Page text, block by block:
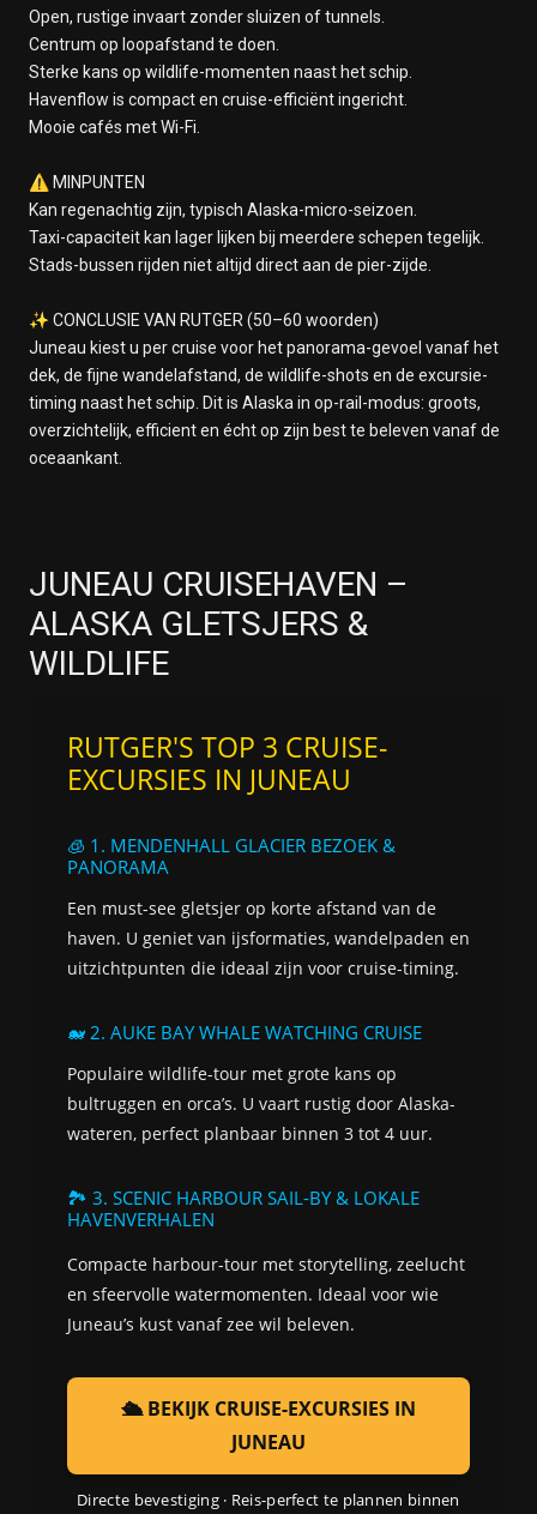
Open, rustige invaart zonder sluizen of tunnels.
Centrum op loopafstand te doen.
Sterke kans op wildlife-momenten naast het schip.
Havenflow is compact en cruise-efficiënt ingericht.
Mooie cafés met Wi-Fi.
⚠️ MINPUNTEN
Kan regenachtig zijn, typisch Alaska-micro-seizoen.
Taxi-capaciteit kan lager lijken bij meerdere schepen tegelijk.
Stads-bussen rijden niet altijd direct aan de pier-zijde.
✨ CONCLUSIE VAN RUTGER (50–60 woorden)
Juneau kiest u per cruise voor het panorama-gevoel vanaf het
dek, de fijne wandelafstand, de wildlife-shots en de excursie-
timing naast het schip. Dit is Alaska in op-rail-modus: groots,
overzichtelijk, efficient en écht op zijn best te beleven vanaf de
oceaankant.
JUNEAU CRUISEHAVEN –
ALASKA GLETSJERS &
WILDLIFE
RUTGER'S TOP 3 CRUISE-
EXCURSIES IN JUNEAU
🧊 1. MENDENHALL GLACIER BEZOEK &
PANORAMA
Een must-see gletsjer op korte afstand van de
haven. U geniet van ijsformaties, wandelpaden en
uitzichtpunten die ideaal zijn voor cruise-timing.
🐋 2. AUKE BAY WHALE WATCHING CRUISE
Populaire wildlife-tour met grote kans op
bultruggen en orca’s. U vaart rustig door Alaska-
wateren, perfect planbaar binnen 3 tot 4 uur.
🏞️ 3. SCENIC HARBOUR SAIL-BY & LOKALE
HAVENVERHALEN
Compacte harbour-tour met storytelling, zeelucht
en sfeervolle watermomenten. Ideaal voor wie
Juneau’s kust vanaf zee wil beleven.
🛳️ BEKIJK CRUISE-EXCURSIES IN
JUNEAU
Directe bevestiging · Reis-perfect te plannen binnen